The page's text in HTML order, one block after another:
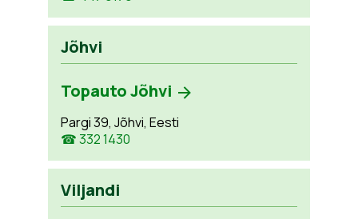
Jõhvi
Topauto Jõhvi
Pargi 39, Jõhvi, Eesti
☎ 332 1430
Viljandi